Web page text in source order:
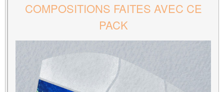
COMPOSITIONS FAITES AVEC CE
PACK